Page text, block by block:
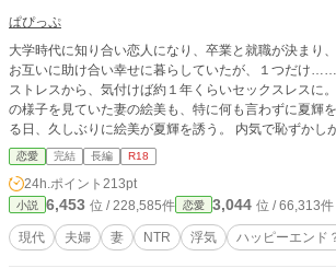
ぱぴっぷ
大学時代に知り合い恋人になり、卒業と就職が決まり
お互いに助け合い幸せに暮らしていたが、１つだけ
ストレスから、気付けば約１年くらいセックスレスに
の様子を見ていた妻の絵美も、特に何も言わずに夏輝を支え続
る日、久しぶりに絵美が夏輝を誘う。 内気で恥ずかし
夏輝は驚きながらも誘いを受けるが、しかしその夜、
の絵美の様子が変だと気付く。 そして絵美から告げられ
をしたと言う妻とその話を聞かされ怒りながらも興奮
だ夫婦生活の行き着く先は…… ※この作品はNTRがメインなので苦手な方はご
注意下さい。 一応ハッピーエンドになる予定です。 ※ノクターンノベルズにも
投稿しています
恋愛 完結 長編 R18
24h.ポイント 213pt
小説 6,453 位 / 228,585件 恋愛 3,044 位 / 66,313件
現代 夫婦 妻 NTR 浮気 ハッピーエンド